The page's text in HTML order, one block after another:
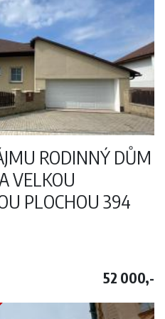
se v prestižní lokalitě v centru
naměstí. Lokalita k sobě pojí
množstvím kaváren a
informací či prohlídky kontaktujte
RODINNÝ DŮM
VELKOU
PLOCHOU 394
je umístěn na pozemku o celkové
Dům je třípodlažní s touto
52 000,-